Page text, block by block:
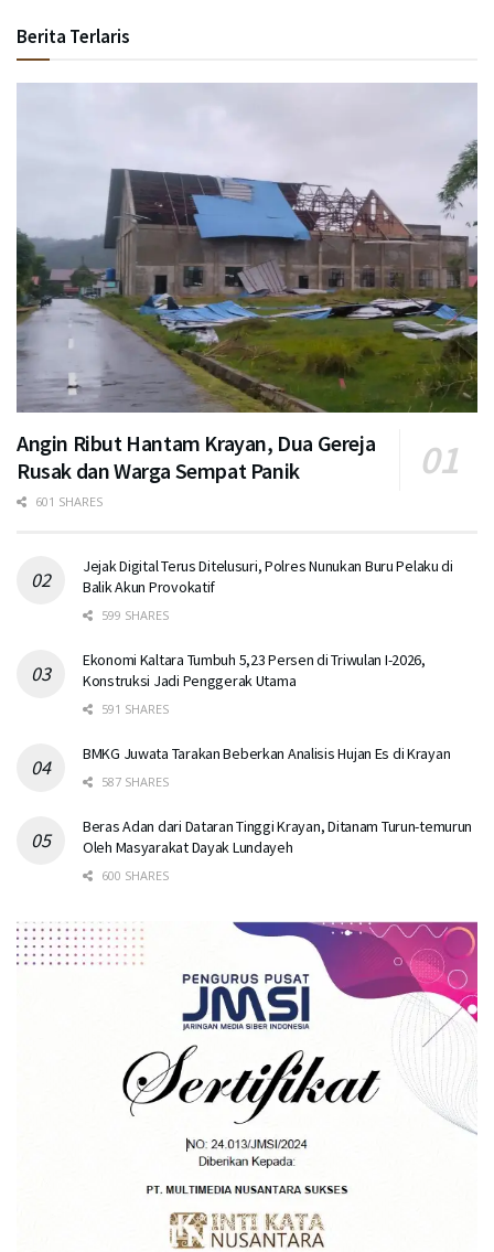
Berita Terlaris
Angin Ribut Hantam Krayan, Dua Gereja
Rusak dan Warga Sempat Panik
601 SHARES
Jejak Digital Terus Ditelusuri, Polres Nunukan Buru Pelaku di
Balik Akun Provokatif
599 SHARES
Ekonomi Kaltara Tumbuh 5,23 Persen di Triwulan I-2026,
Konstruksi Jadi Penggerak Utama
591 SHARES
BMKG Juwata Tarakan Beberkan Analisis Hujan Es di Krayan
587 SHARES
Beras Adan dari Dataran Tinggi Krayan, Ditanam Turun-temurun
Oleh Masyarakat Dayak Lundayeh
600 SHARES